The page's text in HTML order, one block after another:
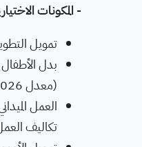
- المكونات
تمويل التطوير الأكاديمي: من 500 جنيه
(معدل 2026-24). لا يتم توفير تمويل لشريك.
العمل
تكاليف